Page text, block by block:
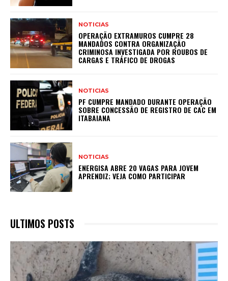
NOTICIAS
OPERAÇÃO EXTRAMUROS CUMPRE 28
MANDADOS CONTRA ORGANIZAÇÃO
CRIMINOSA INVESTIGADA POR ROUBOS DE
CARGAS E TRÁFICO DE DROGAS
NOTICIAS
PF CUMPRE MANDADO DURANTE OPERAÇÃO
SOBRE CONCESSÃO DE REGISTRO DE CAC EM
ITABAIANA
NOTICIAS
ENERGISA ABRE 20 VAGAS PARA JOVEM
APRENDIZ; VEJA COMO PARTICIPAR
ULTIMOS POSTS